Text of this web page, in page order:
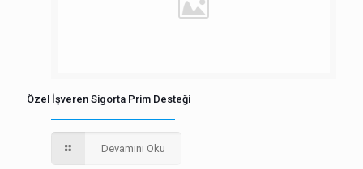
Özel İşveren Sigorta Prim Desteği
Devamını Oku